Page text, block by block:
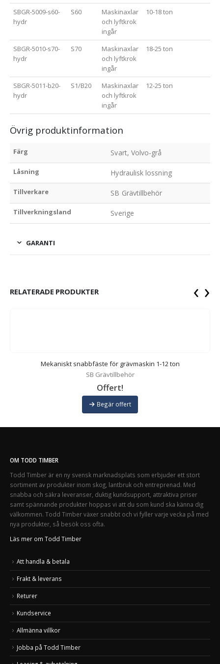
SBGR-5009-s60-
hydr
S60
Maskinaxlar
och lyftkrok
ingår
10-18 ton
SBGR-5010-s70-
hydr
S70
Maskinaxlar
och lyftkrok
ingår
18-25 ton
SBGR-5011-b20-
hydr
S1/B20
Maskinaxlar
och lyftkrok
ingår
12-25 ton
Övrig produktinformation
Färg Svart, Volvo-grå
Låsning Hydraulisk lossning
Tillverkare SB Grävtillbehör
Tillverkningsland Sverige
GARANTI
RELATERADE PRODUKTER
Mekaniskt snabbfäste för grävmaskin 1-12 ton
SB Grävtillbehör
Offert!
Begär offert
‹ ›
OM TODD TIMBER
Todd Timber är en ny svensk marknadsplats som erbjuder ett stort
sortiment av produkter inom skog, lantbruk och entreprenad. Med
snabba och säkra leveranser, duktig kundsupport, attraktiva priser
samt spännande produkter hoppas vi att du som kund ska känna dig
välkommen. Todd Timber växer snabbt och vi fyller varje vecka på med
nya produkter, så besök oss ofta.
Läs mer om Todd Timber
Att handla & betala
Frakt & leverans
Returer
Kundservice
Allmänna villkor
Jobba på Todd Timber